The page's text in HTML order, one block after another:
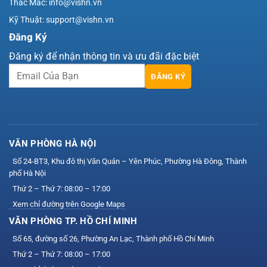
Thắc Mắc: info@vishn.vn
Kỹ Thuật: support@vishn.vn
Đăng Ký
Đăng ký để nhận thông tin và ưu đãi đặc biệt
ĐĂNG KÝ
VĂN PHÒNG HÀ NỘI
Số 24-BT3, Khu đô thị Văn Quán – Yên Phúc, Phường Hà Đông, Thành
phố Hà Nội
Thứ 2 – Thứ 7: 08:00 – 17:00
Xem chỉ đường trên Google Maps
VĂN PHÒNG TP. HỒ CHÍ MINH
Số 65, đường số 26, Phường An Lạc, Thành phố Hồ Chí Minh
Thứ 2 – Thứ 7: 08:00 – 17:00